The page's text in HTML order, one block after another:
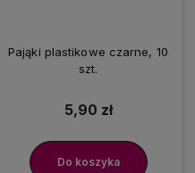
Pająki plastikowe czarne, 10
szt.
5,90 zł
Do koszyka